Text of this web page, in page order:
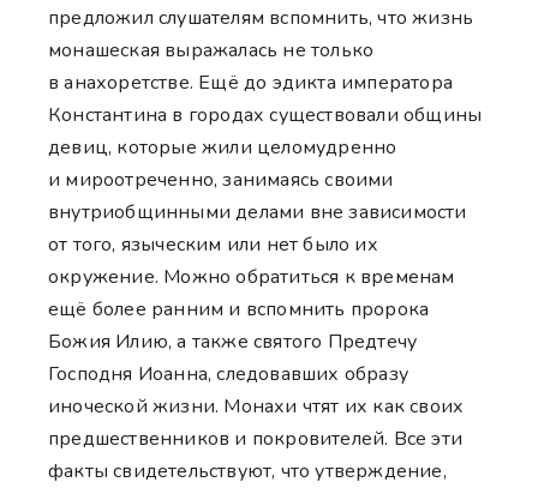
предложил слушателям вспомнить, что жизнь
монашеская выражалась не только
в анахоретстве. Ещё до эдикта императора
Константина в городах существовали общины
девиц, которые жили целомудренно
и мироотреченно, занимаясь своими
внутриобщинными делами вне зависимости
от того, языческим или нет было их
окружение. Можно обратиться к временам
ещё более ранним и вспомнить пророка
Божия Илию, а также святого Предтечу
Господня Иоанна, следовавших образу
иноческой жизни. Монахи чтят их как своих
предшественников и покровителей. Все эти
факты свидетельствуют, что утверждение,